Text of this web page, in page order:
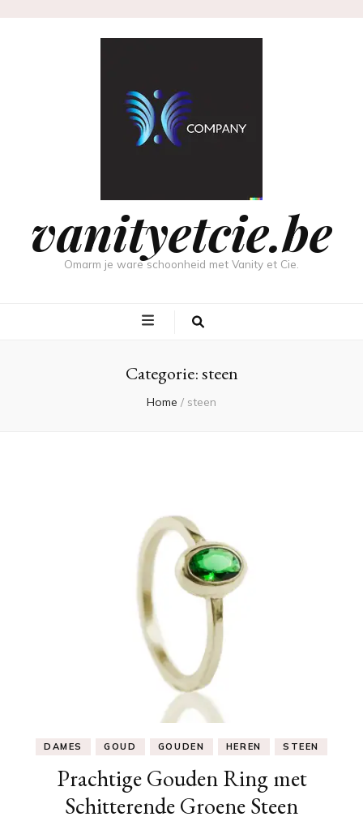
vanityetcie.be
Omarm je ware schoonheid met Vanity et Cie.
Categorie:steen
Home / steen
DAMES GOUD GOUDEN HEREN STEEN
Prachtige Gouden Ring met
Schitterende Groene Steen